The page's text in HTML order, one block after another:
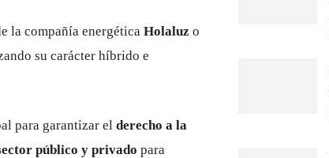
la compañía energética Holaluz o
su carácter híbrido e
para garantizar el derecho a la
público y privado para